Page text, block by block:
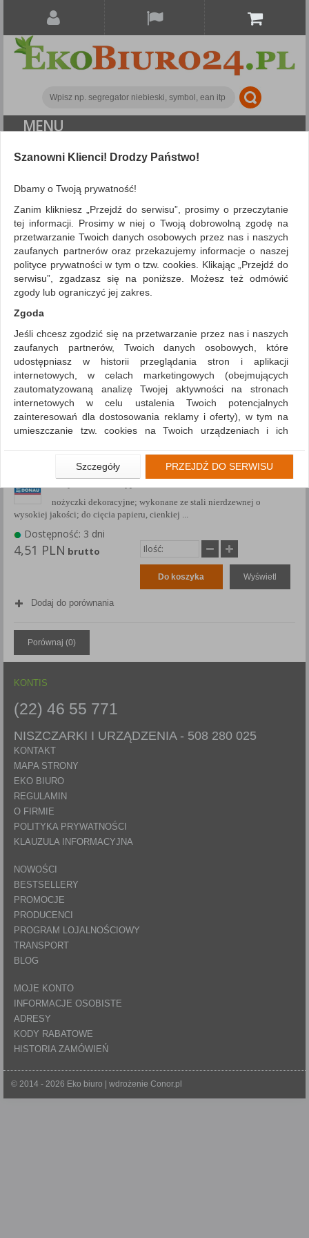
MENU
ALL CATEGORIES
FILTRY
Drobne akcesoria biurowe Nożyczki
ZNALEZIONYCH PRODUKTÓW: 1 Porównaj (0)
Sortuj po
nożyczki dekoracyjne; wykonane ze stali nierdzewnej o
wysokiej jakości; do cięcia papieru, cienkiej ...
Dostępność: 3 dni
4,51 PLN brutto
Do koszyka Wyświetl
Dodaj do porównania
Porównaj (0)
KONTIS
(22) 46 55 771
NISZCZARKI I URZĄDZENIA - 508 280 025
KONTAKT
MAPA STRONY
EKO BIURO
REGULAMIN
O FIRMIE
POLITYKA PRYWATNOŚCI
KLAUZULA INFORMACYJNA
NOWOŚCI
BESTSELLERY
PROMOCJE
PRODUCENCI
PROGRAM LOJALNOŚCIOWY
TRANSPORT
BLOG
MOJE KONTO
INFORMACJE OSOBISTE
ADRESY
KODY RABATOWE
HISTORIA ZAMÓWIEŃ
© 2014 - 2026 Eko biuro | wdrożenie Conor.pl
Szanowni Klienci! Drodzy Państwo!
Dbamy o Twoją prywatność!
Zanim klikniesz „Przejdź do serwisu”, prosimy o przeczytanie
tej informacji. Prosimy w niej o Twoją dobrowolną zgodę na
przetwarzanie Twoich danych osobowych przez nas i naszych
zaufanych partnerów oraz przekazujemy informacje o naszej
polityce prywatności w tym o tzw. cookies. Klikając „Przejdź do
serwisu”, zgadzasz się na poniższe. Możesz też odmówić
zgody lub ograniczyć jej zakres.
Zgoda
Jeśli chcesz zgodzić się na przetwarzanie przez nas i naszych
zaufanych partnerów, Twoich danych osobowych, które
udostępniasz w historii przeglądania stron i aplikacji
internetowych, w celach marketingowych (obejmujących
zautomatyzowaną analizę Twojej aktywności na stronach
internetowych w celu ustalenia Twoich potencjalnych
zainteresowań dla dostosowania reklamy i oferty), w tym na
umieszczanie tzw. cookies na Twoich urządzeniach i ich
Jeśli nie chcesz wyrazić zgody lub ograniczyć jej zakres, kliknij
„Szczegóły”, gdzie znajdziesz wszelkie informacje o tym jak to
zrobić . Te same informacje znajdziesz także na podstronie z
naszą polityką prywatności obowiązującą od 25 maja 2018.
prawidłową realizację Umowy z Państwem i związane z tym
prawidłowe działanie naszej strony www, a w szczególności
np. wysłanie potwierdzenia zamówienia na Państwa email lub
wyświetlenie Państwu prawidłowych informacji o promocjach
zgoda której udzieliliście podczas zakładania konta.
Każda Państwa zgoda jest dobrowolna i można ją w dowolnym
momencie wycofać.
Polityka prywatności (rozwiń)
Klauzula Informacyjna (rozwiń)
Lista Zaufanych Partnerów (rozwiń)
Szczegóły PRZEJDŹ DO SERWISU